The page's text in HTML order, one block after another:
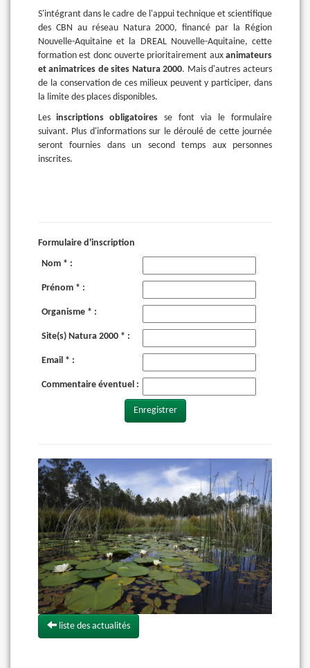
S'intégrant dans le cadre de l'appui technique et scientifique
des CBN au réseau Natura 2000, financé par la Région
Nouvelle-Aquitaine et la DREAL Nouvelle-Aquitaine, cette
formation est donc ouverte prioritairement aux animateurs
et animatrices de sites Natura 2000. Mais d'autres acteurs
de la conservation de ces milieux peuvent y participer, dans
la limite des places disponibles.
Les inscriptions obligatoires se font via le formulaire
suivant. Plus d'informations sur le déroulé de cette journée
seront fournies dans un second temps aux personnes
inscrites.
Formulaire d'inscription
Nom * :
Prénom * :
Organisme * :
Site(s) Natura 2000 * :
Email * :
Commentaire éventuel :
Enregistrer
liste des actualités